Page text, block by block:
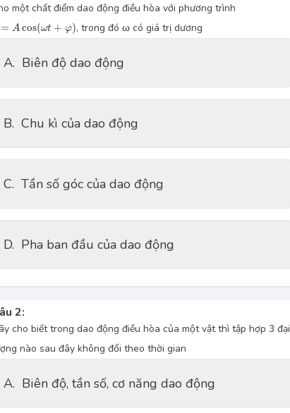
một chất điểm dao động điều hòa với phương trình
= A cos(ωt + φ)
cos ωt + ) , trong đó ω có giá trị dương
A. Biên độ dao động
B. Chu kì của dao động
C. Tần số góc của dao động
D. Pha ban đầu của dao động
2:
cho biết trong dao động điều hòa của một vật thì tập hợp 3 đại
nào sau đây không đổi theo thời gian
A. Biên độ, tần số, cơ năng dao động